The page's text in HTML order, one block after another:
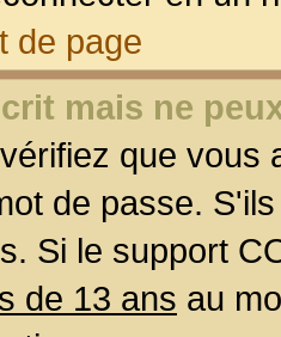
de page
mais ne
que
de passe.
Si le support
de 13 ans au